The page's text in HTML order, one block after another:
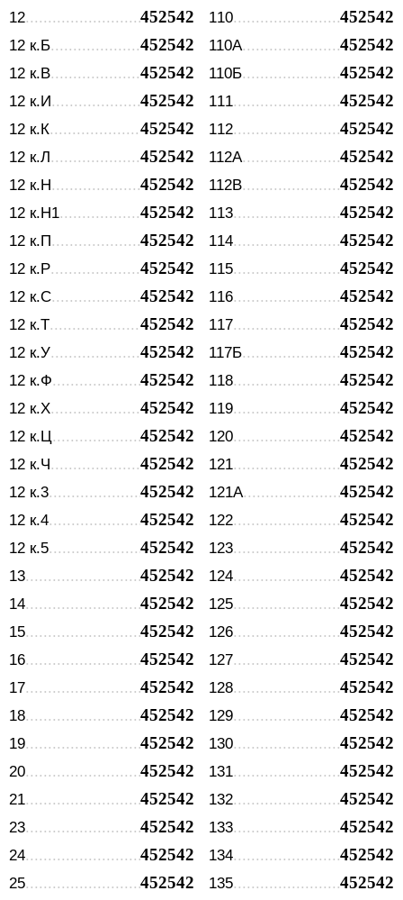
12 452542
12 к.Б 452542
12 к.В 452542
12 к.И 452542
12 к.К 452542
12 к.Л 452542
12 к.Н 452542
12 к.Н1 452542
12 к.П 452542
12 к.Р 452542
12 к.С 452542
12 к.Т 452542
12 к.У 452542
12 к.Ф 452542
12 к.Х 452542
12 к.Ц 452542
12 к.Ч 452542
12 к.3 452542
12 к.4 452542
12 к.5 452542
13 452542
14 452542
15 452542
16 452542
17 452542
18 452542
19 452542
20 452542
21 452542
23 452542
24 452542
25 452542
110 452542
110А 452542
110Б 452542
111 452542
112 452542
112А 452542
112В 452542
113 452542
114 452542
115 452542
116 452542
117 452542
117Б 452542
118 452542
119 452542
120 452542
121 452542
121А 452542
122 452542
123 452542
124 452542
125 452542
126 452542
127 452542
128 452542
129 452542
130 452542
131 452542
132 452542
133 452542
134 452542
135 452542